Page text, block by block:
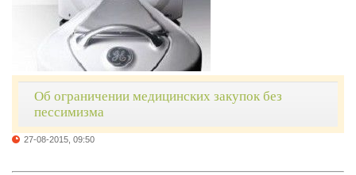
Об ограничении медицинских закупок без
пессимизма
27-08-2015, 09:50